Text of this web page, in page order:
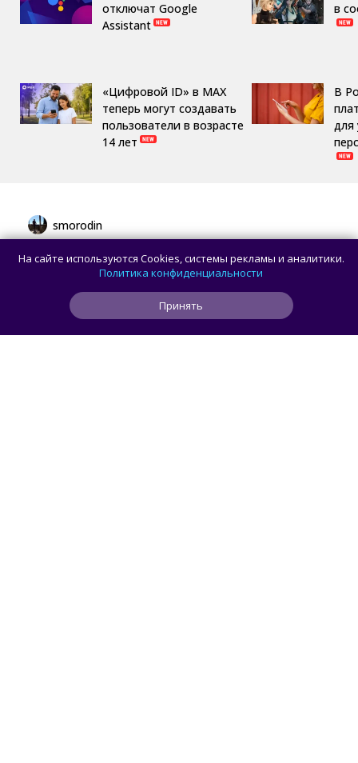
отключат Google
Assistant
«Цифровой ID» в MAX
теперь могут создавать
пользователи в возрасте
14 лет
в
В
для
smorodin
В браузере Chrome для Android и iOS
появилась новая панель навигации
с кнопкой Gemini
На сайте используются Cookies, системы рекламы и аналитики.
Политика конфиденциальности
Принять